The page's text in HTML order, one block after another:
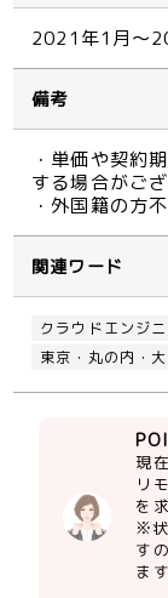
2021年1月～
備考
・単価や契約
する場合がござ
・外国籍の方
関連ワード
クラウドエンジニ
東京・丸の内・
現
リ
を
※状
す
ます